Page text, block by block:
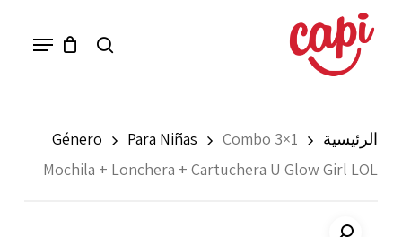
Menu
الرئيسية Género Para Niñas
Combo 3×1
Mochila + Lonchera + Cartuchera U Glow Girl LOL